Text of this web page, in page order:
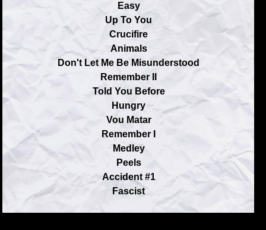
Easy
Up To You
Crucifire
Animals
Don't Let Me Be Misunderstood
Remember II
Told You Before
Hungry
Vou Matar
Remember I
Medley
Peels
Accident #1
Fascist